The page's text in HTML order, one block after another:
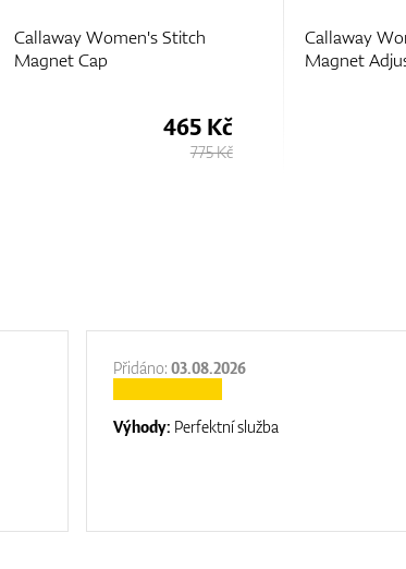
Callaway Women's Stitch
Magnet Cap
465 Kč
775 Kč
Callaway
Magnet
Přidáno:03.08.2026
Výhody: Perfektní služba